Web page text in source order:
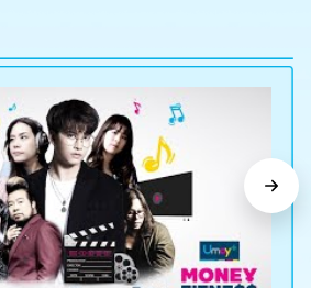
Next